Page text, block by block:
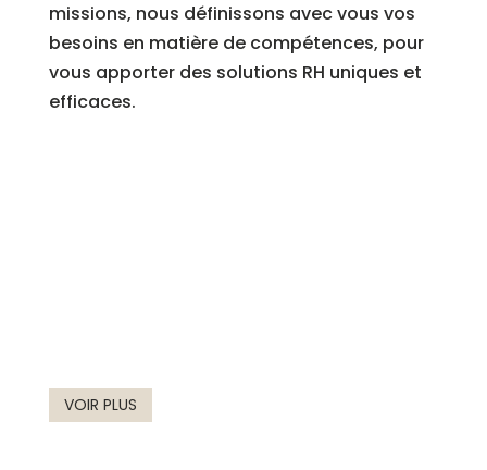
missions, nous définissons avec vous vos
besoins en matière de compétences, pour
vous apporter des solutions RH uniques et
efficaces.
VOIR PLUS